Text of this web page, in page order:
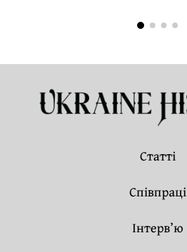
Статті
Співпраці
Інтерв’ю